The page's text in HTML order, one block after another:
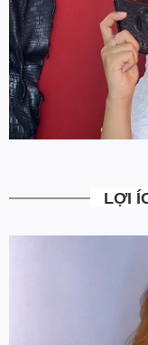
Chúng tôi chọn cách
trung gian, không cửa
xuất từ xưởng đóng
dụng). Tập trung vào
dịch vụ chăm sóc
LỢI